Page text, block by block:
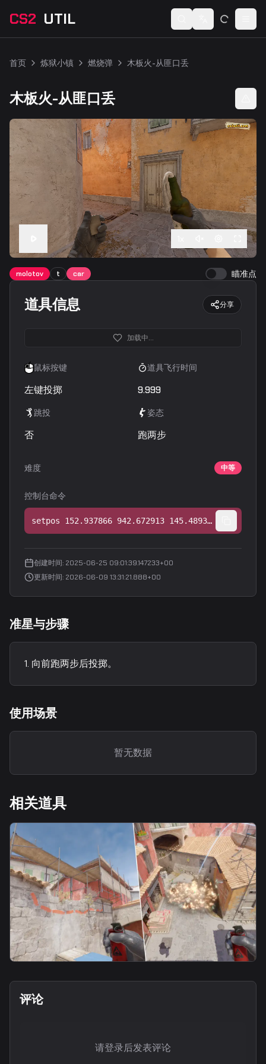
CS2 UTIL Switch language
首页 炼狱小镇 燃烧弹 木板火-从匪口丢
木板火-从匪口丢
molotov t car 瞄准点
道具信息 分享
加载中...
鼠标按键
左键投掷
道具飞行时间
9.999
跳投
否
姿态
跑两步
难度 中等
控制台命令
setpos 152.937866 942.672913 145.489395;setang -12.759975 86.830048 0.000000
创建时间: 2025-06-25 09:01:39.147233+00
更新时间: 2026-06-09 13:31:21.888+00
准星与步骤
向前跑两步后投掷。
使用场景
暂无数据
相关道具
木板火2-从一箱丢
评论
请登录后发表评论